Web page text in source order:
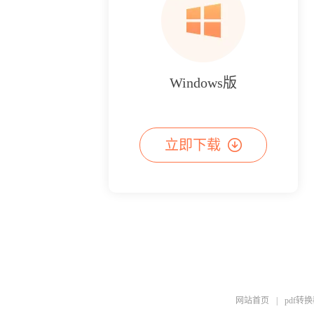
Windows版
立即下载
网站首页 | pdf转